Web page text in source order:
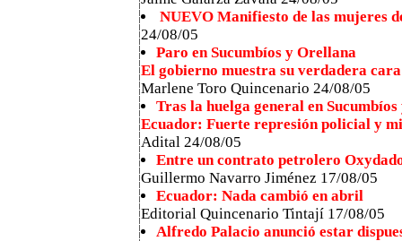
NUEVO Manifiesto de las mujeres
24/08/05
Paro en Sucumbíos y Orellana
El gobierno muestra su verdadera cara
Marlene Toro Quincenario 24/08/05
Tras la huelga general en
Ecuador: Fuerte represión policial y
Adital 24/08/05
Entre un contrato petrolero
Guillermo Navarro Jiménez 17/08/05
Ecuador: Nada cambió en abril
Editorial Quincenario Tintají 17/08/05
Alfredo Palacio anunció estar